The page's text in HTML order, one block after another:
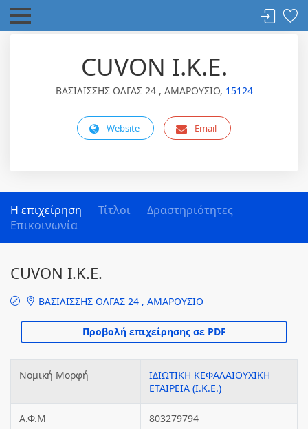
CUVON Ι.Κ.Ε.
ΒΑΣΙΛΙΣΣΗΣ ΟΛΓΑΣ 24 , ΑΜΑΡΟΥΣΙΟ, 15124
Website Email
Η επιχείρηση Τίτλοι
Δραστηριότητες
Επικοινωνία
CUVON Ι.Κ.Ε.
ΒΑΣΙΛΙΣΣΗΣ ΟΛΓΑΣ 24 , ΑΜΑΡΟΥΣΙΟ
Νομική Μορφή
ΙΔΙΩΤΙΚΗ ΚΕΦΑΛΑΙΟΥΧΙΚΗ
ΕΤΑΙΡΕΙΑ (Ι.Κ.Ε.)
Α.Φ.Μ 803279794